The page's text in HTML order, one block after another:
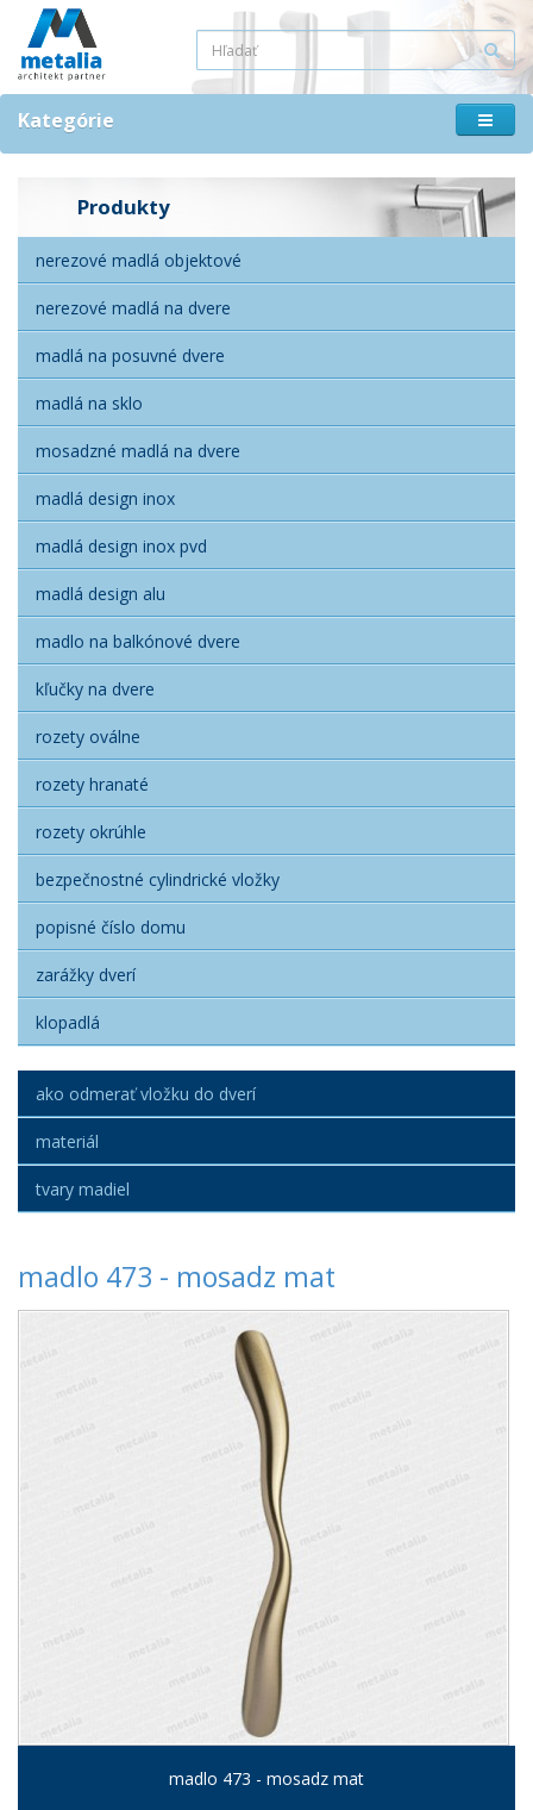
Kategórie
Produkty
nerezové madlá objektové
nerezové madlá na dvere
madlá na posuvné dvere
madlá na sklo
mosadzné madlá na dvere
madlá design inox
madlá design inox pvd
madlá design alu
madlo na balkónové dvere
kľučky na dvere
rozety oválne
rozety hranaté
rozety okrúhle
bezpečnostné cylindrické vložky
popisné číslo domu
zarážky dverí
klopadlá
ako odmerať vložku do dverí
materiál
tvary madiel
madlo 473 - mosadz mat
madlo 473 - mosadz mat